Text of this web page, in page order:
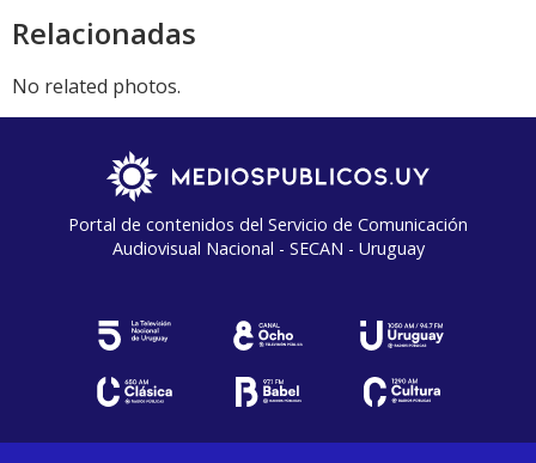
Relacionadas
No related photos.
Portal de contenidos del Servicio de Comunicación
Audiovisual Nacional - SECAN - Uruguay